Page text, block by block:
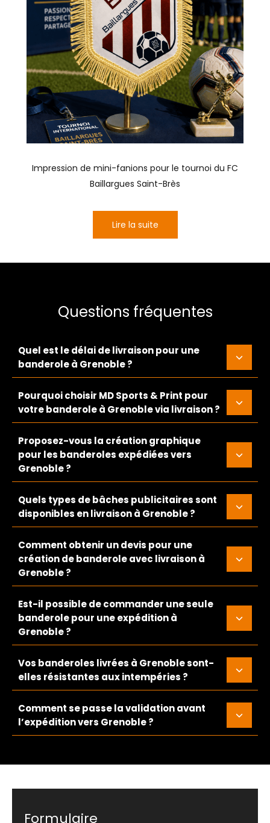
Impression de mini-fanions pour le tournoi du FC
Baillargues Saint-Brès
Lire la suite
Questions fréquentes
Quel est le délai de livraison pour une
banderole à Grenoble ?
Pourquoi choisir MD Sports & Print pour
votre banderole à Grenoble via livraison ?
Proposez-vous la création graphique
pour les banderoles expédiées vers
Grenoble ?
Quels types de bâches publicitaires sont
disponibles en livraison à Grenoble ?
Comment obtenir un devis pour une
création de banderole avec livraison à
Grenoble ?
Est-il possible de commander une seule
banderole pour une expédition à
Grenoble ?
Vos banderoles livrées à Grenoble sont-
elles résistantes aux intempéries ?
Comment se passe la validation avant
l’expédition vers Grenoble ?
Formulaire